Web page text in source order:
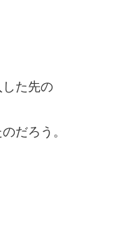
た先の
だろう。